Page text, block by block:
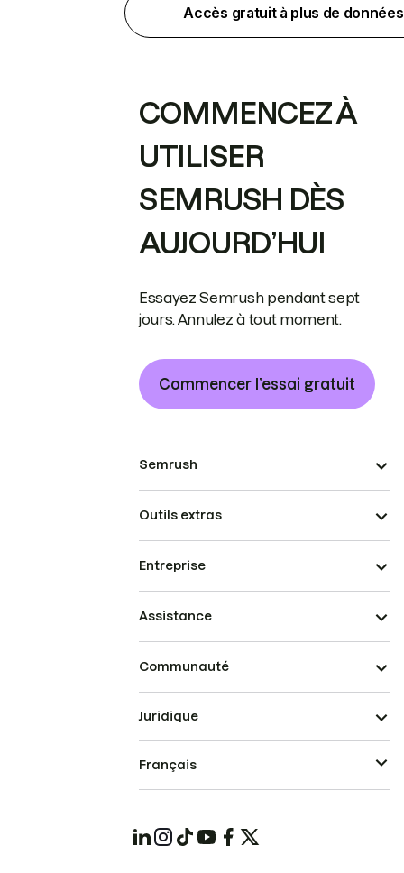
Accès gratuit à plus de données
COMMENCEZ À
UTILISER
SEMRUSH DÈS
AUJOURD’HUI
Essayez Semrush pendant sept
jours. Annulez à tout moment.
Commencer l’essai gratuit
Semrush
Outils extras
Entreprise
Assistance
Communauté
Juridique
Français